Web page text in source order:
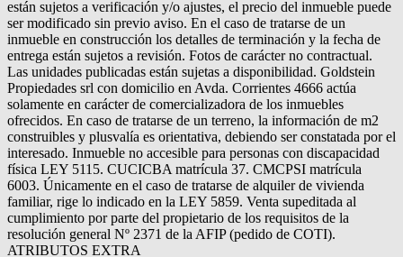
están sujetos a verificación y/o ajustes, el precio del inmueble puede
ser modificado sin previo aviso. En el caso de tratarse de un
inmueble en construcción los detalles de terminación y la fecha de
entrega están sujetos a revisión. Fotos de carácter no contractual.
Las unidades publicadas están sujetas a disponibilidad. Goldstein
Propiedades srl con domicilio en Avda. Corrientes 4666 actúa
solamente en carácter de comercializadora de los inmuebles
ofrecidos. En caso de tratarse de un terreno, la información de m2
construibles y plusvalía es orientativa, debiendo ser constatada por el
interesado. Inmueble no accesible para personas con discapacidad
física LEY 5115. CUCICBA matrícula 37. CMCPSI matrícula
6003. Únicamente en el caso de tratarse de alquiler de vivienda
familiar, rige lo indicado en la LEY 5859. Venta supeditada al
cumplimiento por parte del propietario de los requisitos de la
resolución general Nº 2371 de la AFIP (pedido de COTI).
ATRIBUTOS EXTRA